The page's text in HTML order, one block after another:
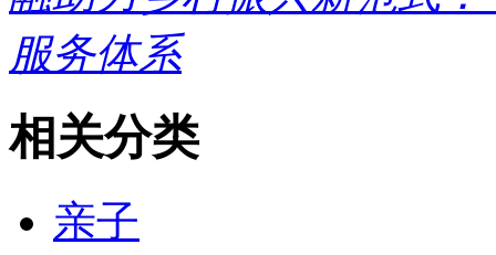
服务体系
相关分类
亲子